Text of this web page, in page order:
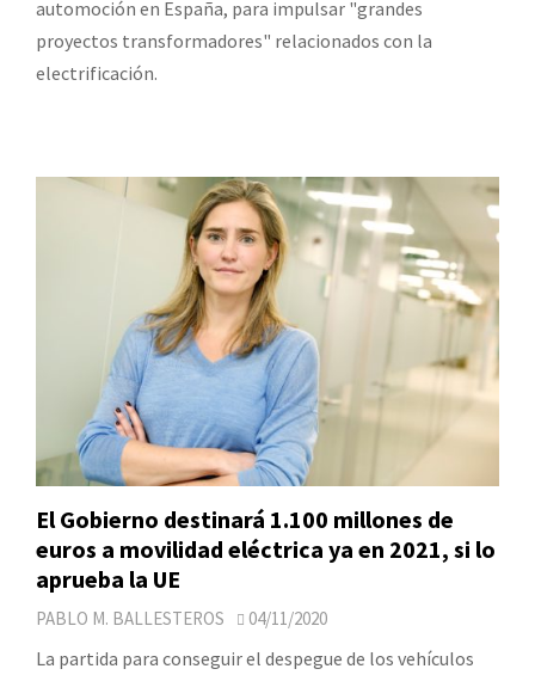
automoción en España, para impulsar "grandes
proyectos transformadores" relacionados con la
electrificación.
El Gobierno destinará 1.100 millones de
euros a movilidad eléctrica ya en 2021, si lo
aprueba la UE
PABLO M. BALLESTEROS 04/11/2020
La partida para conseguir el despegue de los vehículos